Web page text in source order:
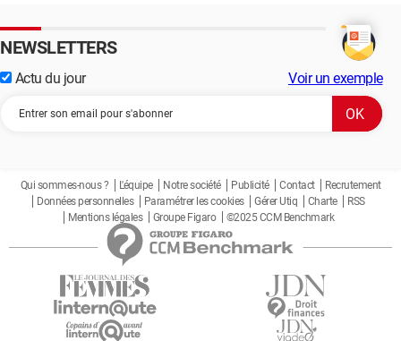
NEWSLETTERS
Actu du jour Voir un exemple
Qui sommes-nous ? L'équipe Notre société Publicité Contact
Recrutement
Données personnelles
Paramétrer les cookies Gérer Utiq Charte
RSS
Mentions légales
Groupe Figaro ©2025 CCM Benchmark